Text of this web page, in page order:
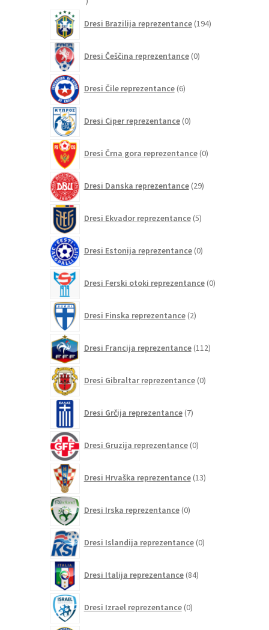
Dresi Brazilija reprezentance 194izdelkov
Dresi Češčina reprezentance 0izdelkov
Dresi Čile reprezentance 6izdelkov
Dresi Ciper reprezentance 0izdelkov
Dresi Črna gora reprezentance 0izdelkov
Dresi Danska reprezentance 29izdelkov
Dresi Ekvador reprezentance 5izdelkov
Dresi Estonija reprezentance 0izdelkov
Dresi Ferski otoki reprezentance 0izdelkov
Dresi Finska reprezentance 2izdelka
Dresi Francija reprezentance 112izdelkov
Dresi Gibraltar reprezentance 0izdelkov
Dresi Grčija reprezentance 7izdelkov
Dresi Gruzija reprezentance 0izdelkov
Dresi Hrvaška reprezentance 13izdelkov
Dresi Irska reprezentance 0izdelkov
Dresi Islandija reprezentance 0izdelkov
Dresi Italija reprezentance 84izdelkov
Dresi Izrael reprezentance 0izdelkov